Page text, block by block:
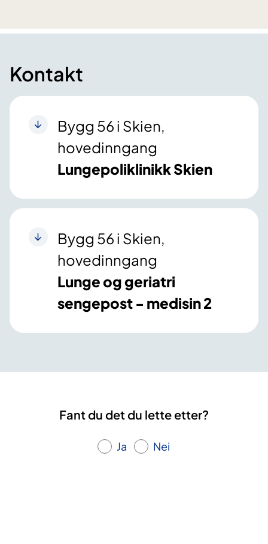
Kontakt
Bygg 56 i Skien,
hovedinngang
Lungepoliklinikk Skien
Bygg 56 i Skien,
hovedinngang
Lunge og geriatri
sengepost - medisin 2
Fant du det du lette etter?
Ja Nei